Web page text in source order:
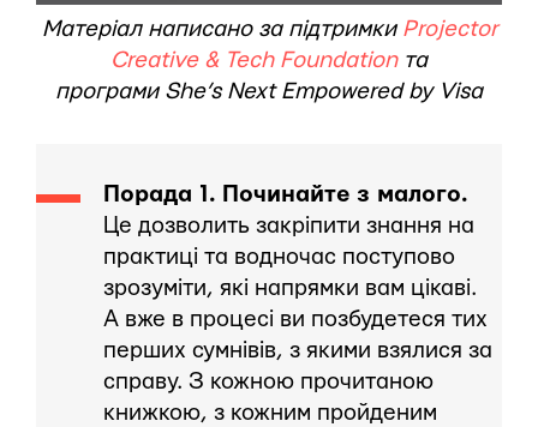
Матеріал написано за підтримки Projector
Creative & Tech Foundationта
програми She’s Next Empowered by Visa
Порада 1. Починайте з малого.
Це дозволить закріпити знання на
практиці та водночас поступово
зрозуміти, які напрямки вам цікаві.
А вже в процесі ви позбудетеся тих
перших сумнівів, з якими взялися за
справу. З кожною прочитаною
книжкою, з кожним пройденим